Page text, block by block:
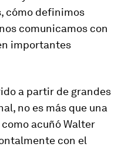
cómo definimos
comunicamos con
importantes
a partir de grandes
no es más que una
acuñó Walter
con el